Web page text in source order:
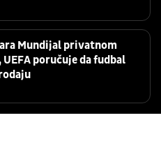
Mundijal privatnom
poručuje da fudbal